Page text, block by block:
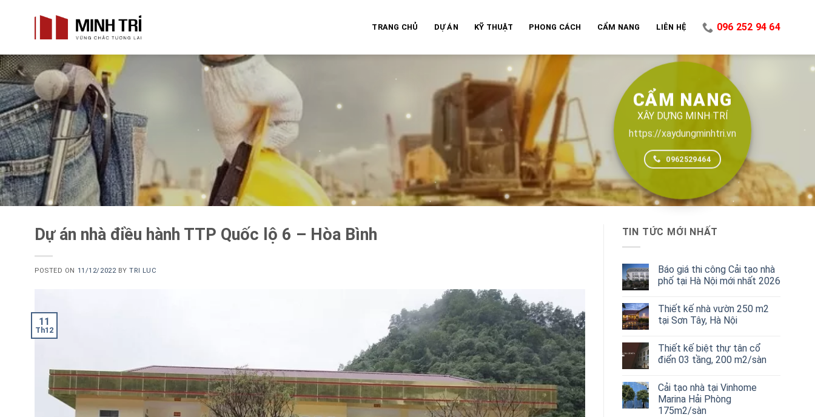
TRANG CHỦ DỰ ÁN KỸ THUẬT PHONG CÁCH CẨM NANG LIÊN HỆ 096 252 94 64
CẨM NANG
XÂY DỰNG MINH TRÍ
https://xaydungminhtri.vn
0962529464
Dự án nhà điều hành TTP Quốc lộ 6 – Hòa Bình
POSTED ON 11/12/2022BYTRI LUC
11
Th12
TIN TỨC MỚI NHẤT
Báo giá thi công Cải tạo nhà
phố tại Hà Nội mới nhất 2026
Thiết kế nhà vườn 250 m2
tại Sơn Tây, Hà Nội
Thiết kế biệt thự tân cổ
điển 03 tầng, 200 m2/sàn
Cải tạo nhà tại Vinhome
Marina Hải Phòng
175m2/sàn